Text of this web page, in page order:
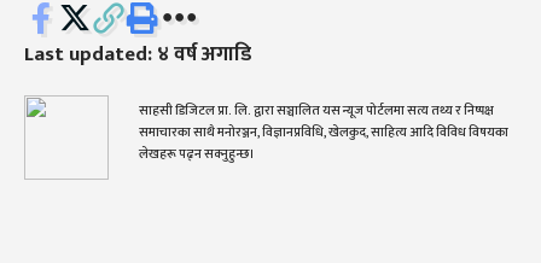
Last updated: ४ वर्ष अगाडि
साहसी डिजिटल प्रा. लि. द्वारा सञ्चालित यस न्यूज पोर्टलमा सत्य तथ्य र निष्पक्ष
समाचारका साथै मनोरञ्जन, विज्ञानप्रविधि, खेलकुद, साहित्य आदि विविध विषयका
लेखहरू पढ्न सक्नुहुन्छ।